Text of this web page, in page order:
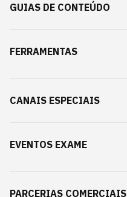
GUIAS DE CONTEÚDO
FERRAMENTAS
CANAIS ESPECIAIS
EVENTOS EXAME
PARCERIAS COMERCIAIS